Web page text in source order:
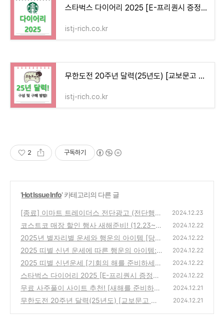
스타벅스 다이어리 2025 [E-프리퀀시 증정품 소개, 수령 방법, 실제 후기]
istj-rich.co.kr
무한도전 20주년 달력(25년도) [교보문고 구매방법 및 구성] 필수확인!
istj-rich.co.kr
2 구독하기
'Hot Issue Info' 카테고리의 다른 글
[종료] 이마트 트레이더스 전단광고 (전단행
사) [12/23~12/29]
(4)
2024.12.23
코스트코 매장 할인 행사 새해준비! (12.23~0
1.05)
(1)
2024.12.22
2025년 별자리별 운세와 행운의 아이템 [당신
의 별이 빛나는 방법]
(2)
2024.12.22
2025 띠별 신년 운세에 따른 행운의 아이템:
나에게 맞는 행운템은?
(0)
2024.12.22
2025 띠별 신년운세 [기회의 해를 준비하세
요!]
(1)
2024.12.22
스타벅스 다이어리 2025 [E-프리퀀시 증정품
소개, 수령 방법, 실제 후기]
(2)
2024.12.22
무료 사주풀이 사이트 추천! [새해를 준비하는
방법]
(2)
2024.12.21
무한도전 20주년 달력(25년도) [교보문고 구
2024.12.21